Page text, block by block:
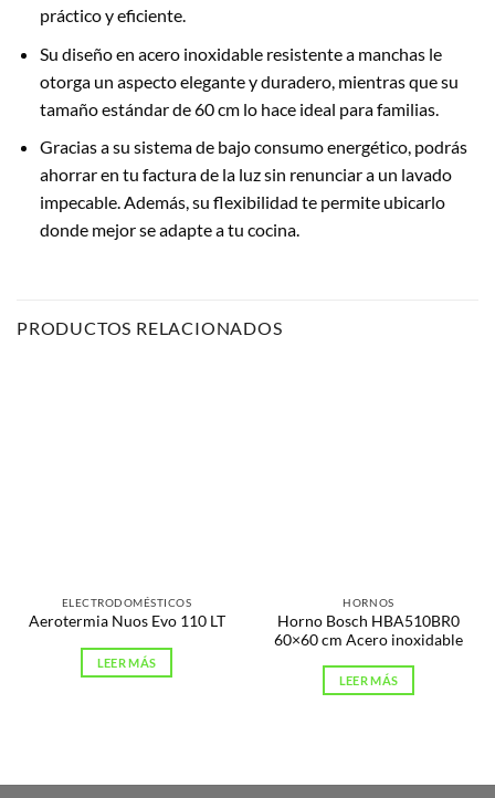
práctico y eficiente.
Su diseño en acero inoxidable resistente a manchas le
otorga un aspecto elegante y duradero, mientras que su
tamaño estándar de 60 cm lo hace ideal para familias.
Gracias a su sistema de bajo consumo energético, podrás
ahorrar en tu factura de la luz sin renunciar a un lavado
impecable. Además, su flexibilidad te permite ubicarlo
donde mejor se adapte a tu cocina.
PRODUCTOS RELACIONADOS
ELECTRODOMÉSTICOS
Aerotermia Nuos Evo 110 LT
LEER MÁS
HORNOS
Horno Bosch HBA510BR0
60×60 cm Acero inoxidable
LEER MÁS